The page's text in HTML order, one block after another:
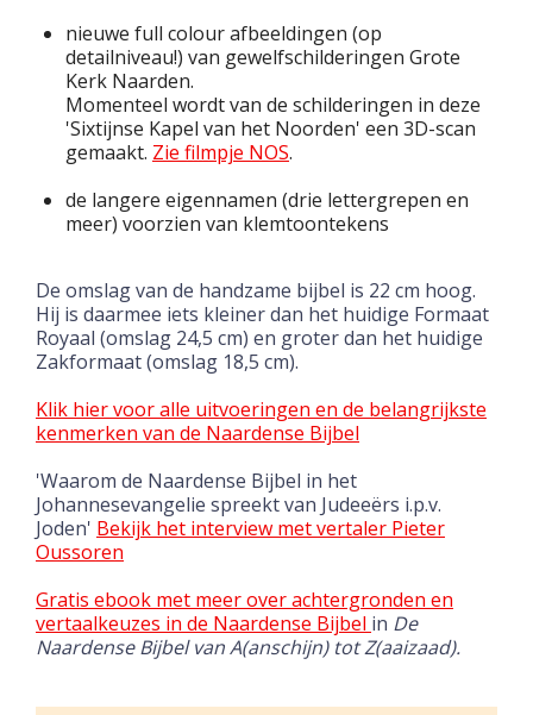
nieuwe full colour afbeeldingen (op
detailniveau!) van gewelfschilderingen Grote
Kerk Naarden.
Momenteel wordt van de schilderingen in deze
'Sixtijnse Kapel van het Noorden' een 3D-scan
gemaakt. Zie filmpje NOS.
de langere eigennamen (drie lettergrepen en
meer) voorzien van klemtoontekens
De omslag van de handzame bijbel is 22 cm hoog.
Hij is daarmee iets kleiner dan het huidige Formaat
Royaal (omslag 24,5 cm) en groter dan het huidige
Zakformaat (omslag 18,5 cm).
Klik hier voor alle uitvoeringen en de belangrijkste
kenmerken van de Naardense Bijbel
'Waarom de Naardense Bijbel in het
Johannesevangelie spreekt van Judeeërs i.p.v.
Joden' Bekijk het interview met vertaler Pieter
Oussoren
Gratis ebook met meer over achtergronden en
vertaalkeuzes in de Naardense Bijbel in De
Naardense Bijbel van A(anschijn) totZ(aaizaad).